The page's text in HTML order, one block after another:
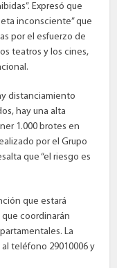
Expresó que
inconsciente” que
por el esfuerzo de
teatros y los cines,
distanciamiento
hay una alta
1.000 brotes en
por el Grupo
que “el riesgo es
que estará
coordinarán
La
teléfono 29010006 y